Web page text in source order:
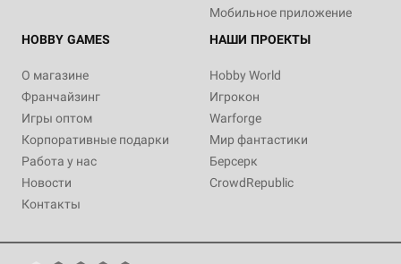
Мобильное приложение
HOBBY GAMES
О магазине
Франчайзинг
Игры оптом
Корпоративные подарки
Работа у нас
Новости
Контакты
НАШИ ПРОЕКТЫ
Hobby World
Игрокон
Warforge
Мир фантастики
Берсерк
CrowdRepublic